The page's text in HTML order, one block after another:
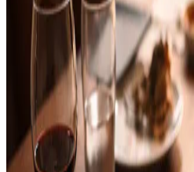
6 de febrer de 2026• 2 min de lectura
Llegir més